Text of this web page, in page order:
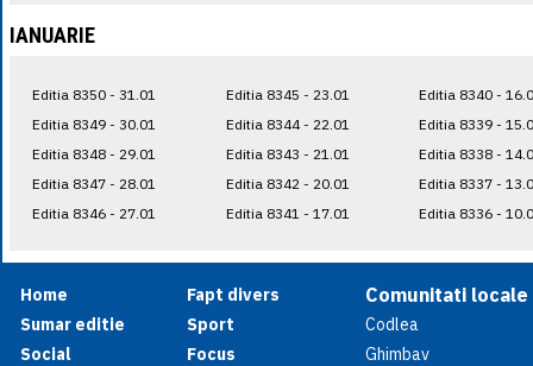
IANUARIE
Editia 8350 - 31.01
Editia 8349 - 30.01
Editia 8348 - 29.01
Editia 8347 - 28.01
Editia 8346 - 27.01
Editia 8345 - 23.01
Editia 8344 - 22.01
Editia 8343 - 21.01
Editia 8342 - 20.01
Editia 8341 - 17.01
Editia 8340 -
Editia 8339 -
Editia 8338 -
Editia 8337 -
Editia 8336 -
Home
Sumar editie
Social
Fapt divers
Sport
Focus
Comunitati locale
Codlea
Ghimbav